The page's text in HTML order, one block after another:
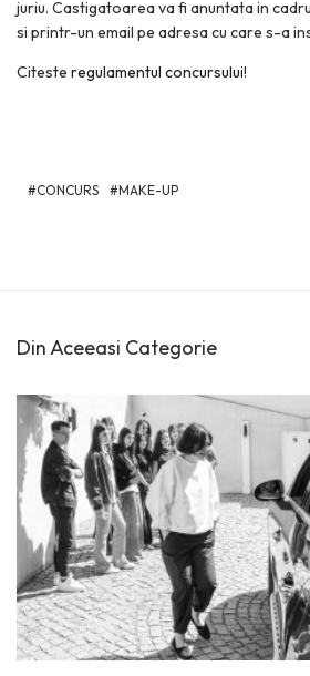
juriu. Castigatoarea va fi anuntata in
si printr-un email pe adresa cu care s-a
Citeste regulamentul concursului!
CONCURS MAKE-UP
Din Aceeasi Categorie